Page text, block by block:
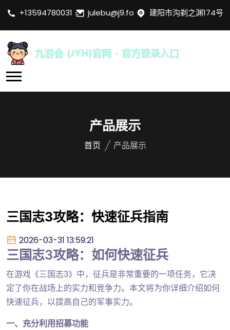
+13594780031 julebu@j9.fo 建阳市沟剃之渊174号
产品展示
首页 产品展示
三国志3攻略：快速征兵指南
2026-03-31 13:59:21
三国志3攻略：如何快速征兵
在游戏《三国志3》中，征兵是非常重要的一项任务，它决
定了你在战场上的实力和竞争力。本文将为你详细介绍如何
快速征兵，以提高自己的军事实力。
一、充分利用招募功能